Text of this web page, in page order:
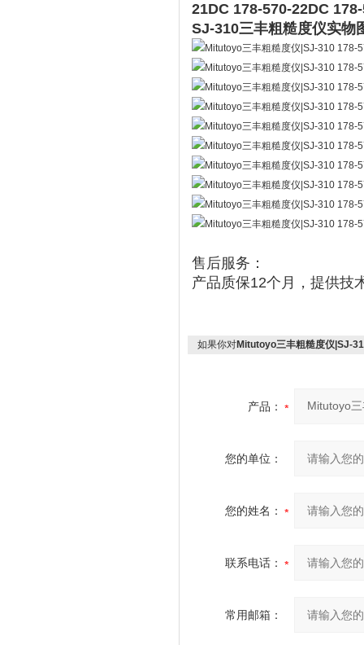
21DC 178-570-22DC
SJ-310三丰粗糙度仪实物
售后服务：
产品质保12个月，提供技
如果你对Mitutoyo三丰粗糙度仪|SJ-
产品：
您的单位：
您的姓名：
联系电话：
常用邮箱：